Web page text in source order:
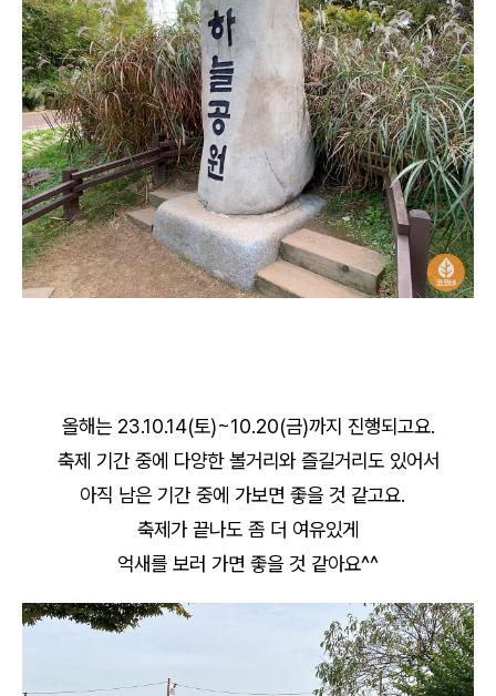
올해는 23.10.14(토)~10.20(금)까지 진행되고요.
축제 기간 중에 다양한 볼거리와 즐길거리도 있어서
아직 남은 기간 중에 가보면 좋을 것 같고요.
축제가 끝나도 좀 더 여유있게
억새를 보러 가면 좋을 것 같아요^^